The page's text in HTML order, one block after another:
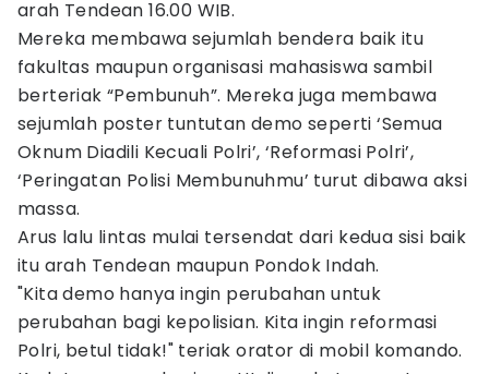
arah Tendean 16.00 WIB.
Mereka membawa sejumlah bendera baik itu
fakultas maupun organisasi mahasiswa sambil
berteriak “Pembunuh”. Mereka juga membawa
sejumlah poster tuntutan demo seperti ‘Semua
Oknum Diadili Kecuali Polri’, ‘Reformasi Polri’,
‘Peringatan Polisi Membunuhmu’ turut dibawa aksi
massa.
Arus lalu lintas mulai tersendat dari kedua sisi baik
itu arah Tendean maupun Pondok Indah.
"Kita demo hanya ingin perubahan untuk
perubahan bagi kepolisian. Kita ingin reformasi
Polri, betul tidak!" teriak orator di mobil komando.